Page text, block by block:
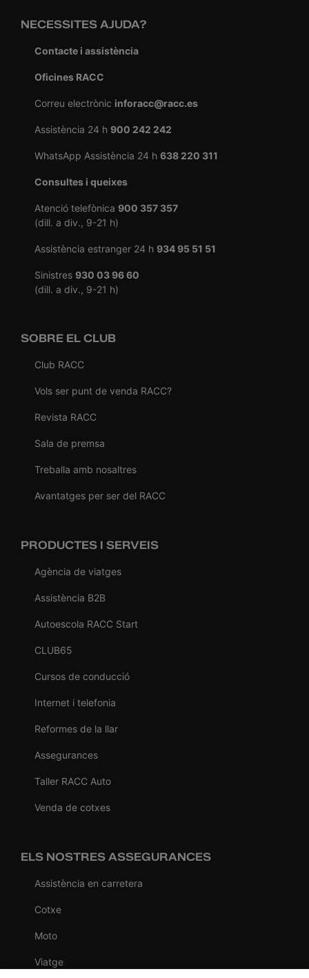
NECESSITES AJUDA?
Contacte i assistència
Oficines RACC
Correu electrònic inforacc@racc.es
Assistència 24 h 900 242 242
WhatsApp Assistència 24 h 638 220 311
Consultes i queixes
Atenció telefònica 900 357 357
(dill. a div., 9-21 h)
Assistència estranger 24 h 934 95 51 51
Sinistres 930 03 96 60
(dill. a div., 9-21 h)
SOBRE EL CLUB
Club RACC
Vols ser punt de venda RACC?
Revista RACC
Sala de premsa
Treballa amb nosaltres
Avantatges per ser del RACC
PRODUCTES I SERVEIS
Agència de viatges
Assistència B2B
Autoescola RACC Start
CLUB65
Cursos de conducció
Internet i telefonia
Reformes de la llar
Assegurances
Taller RACC Auto
Venda de cotxes
ELS NOSTRES ASSEGURANCES
Assistència en carretera
Cotxe
Moto
Viatge